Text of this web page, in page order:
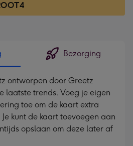
Bezorging
ontworpen door Greetz
laatste trends. Voeg je eigen
toe om de kaart extra
kunt de kaart toevoegen aan
opslaan om deze later af